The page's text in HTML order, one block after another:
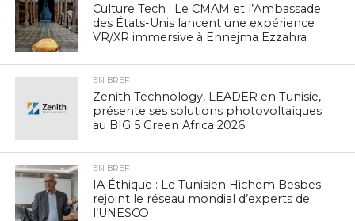
Culture Tech : Le CMAM et l’Ambassade
des États-Unis lancent une expérience
VR/XR immersive à Ennejma Ezzahra
EN BREF
Zenith Technology, LEADER en Tunisie,
présente ses solutions photovoltaïques
au BIG 5 Green Africa 2026
EN BREF
IA Éthique : Le Tunisien Hichem Besbes
rejoint le réseau mondial d’experts de
l’UNESCO